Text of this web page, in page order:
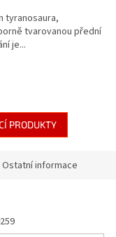
tyranosaura,
tvarovanou přední
je...
PRODUKTY
Ostatní informace